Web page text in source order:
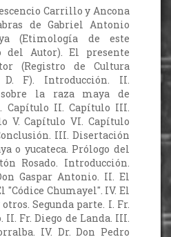
Carrillo y Ancona
de Gabriel Antonio
(Etimología de este
del Autor). El presente
(Registro de Cultura
D. F). Introducción. II.
la raza maya de
Capítulo II. Capítulo III.
V. Capítulo VI. Capítulo
III. Disertación
o yucateca. Prólogo del
Rosado. Introducción.
Gaspar Antonio. II. El
"Códice Chumayel". IV. El
Segunda parte. I. Fr.
Fr. Diego de Landa. III.
IV. Dr. Don Pedro